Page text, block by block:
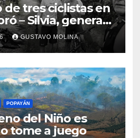
de tres ciclistas en
– Silvia, genera
en el Cauca
GUSTAVO MOLINA
POPAYÁN
del Niño es
tome a juego